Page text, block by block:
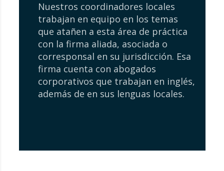
Nuestros coordinadores locales
trabajan en equipo en los temas
que atañen a esta área de práctica
con la firma aliada, asociada o
corresponsal en su jurisdicción. Esa
firma cuenta con abogados
corporativos que trabajan en inglés,
además de en sus lenguas locales.